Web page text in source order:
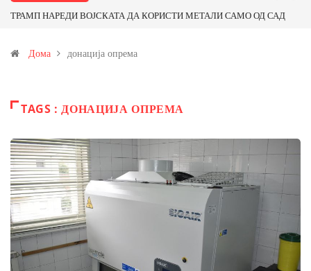
ТРАМП НАРЕДИ ВОЈСКАТА ДА КОРИСТИ МЕТАЛИ САМО ОД САД
Иловица и со антимонот?
Дома донација опрема
TAGS : ДОНАЦИЈА ОПРЕМА